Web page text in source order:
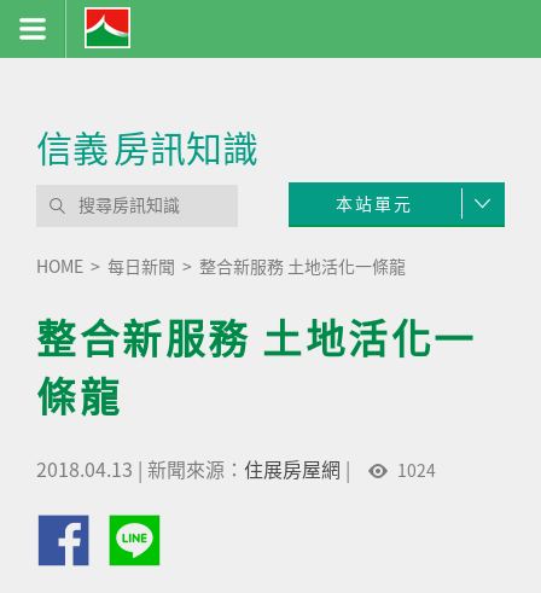
信義房訊知識
本站單元
HOME 每日新聞 整合新服務 土地活化一條龍
整合新服務 土地活化一
條龍
2018.04.13 | 新聞來源： 住展房屋網 | 1024